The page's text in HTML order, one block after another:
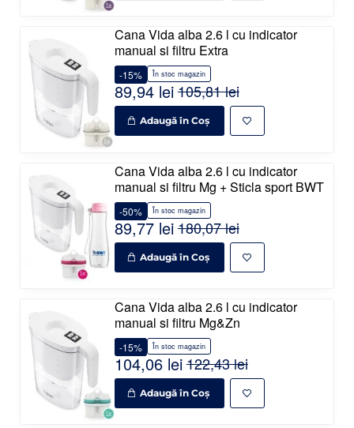
Cana Vida alba 2.6 l cu indicator
manual si filtru Extra
În stoc magazin
-15%
89,94 lei105,81 lei
Adaugă în Coş
Cana Vida alba 2.6 l cu indicator
manual si filtru Mg + Sticla sport BWT
În stoc magazin
-50%
89,77 lei180,07 lei
Adaugă în Coş
Cana Vida alba 2.6 l cu indicator
manual si filtru Mg&Zn
În stoc magazin
-15%
104,06 lei122,43 lei
Adaugă în Coş